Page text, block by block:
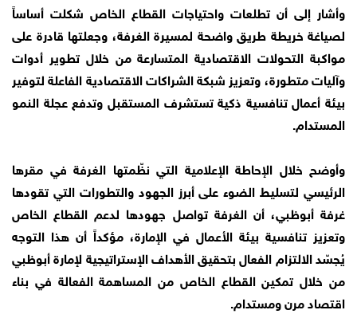
وأشار إلى أن تطلعات واحتياجات القطاع الخاص شكلت أساساً
لصياغة خريطة طريق واضحة لمسيرة الغرفة، وجعلتها قادرة على
مواكبة التحولات الاقتصادية المتسارعة من خلال تطوير أدوات
وآليات متطورة، وتعزيز شبكة الشراكات الاقتصادية الفاعلة لتوفير
بيئة أعمال تنافسية ذكية تستشرف المستقبل وتدفع عجلة النمو
المستدام.
وأوضح خلال الإحاطة الإعلامية التي نظّمتها الغرفة في مقرها
الرئيسي لتسليط الضوء على أبرز الجهود والتطورات التي تقودها
غرفة أبوظبي، أن الغرفة تواصل جهودها لدعم القطاع الخاص
وتعزيز تنافسية بيئة الأعمال في الإمارة، مؤكداً أن هذا التوجه
يُجسّد الالتزام الفعال بتحقيق الأهداف الإستراتيجية لإمارة أبوظبي
من خلال تمكين القطاع الخاص من المساهمة الفعالة في بناء
اقتصاد مرن ومستدام.